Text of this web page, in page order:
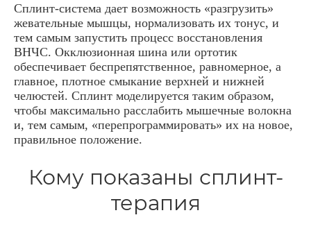
Сплинт-система дает возможность «разгрузить»
жевательные мышцы, нормализовать их тонус, и
тем самым запустить процесс восстановления
ВНЧС. Окклюзионная шина или ортотик
обеспечивает беспрепятственное, равномерное, а
главное, плотное смыкание верхней и нижней
челюстей. Сплинт моделируется таким образом,
чтобы максимально расслабить мышечные волокна
и, тем самым, «перепрограммировать» их на новое,
правильное положение.
Кому показаны сплинт-
терапия